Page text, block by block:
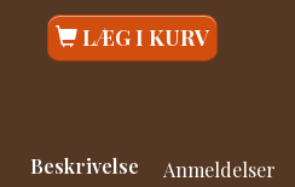
LÆG I KURV
Beskrivelse Anmeldelser